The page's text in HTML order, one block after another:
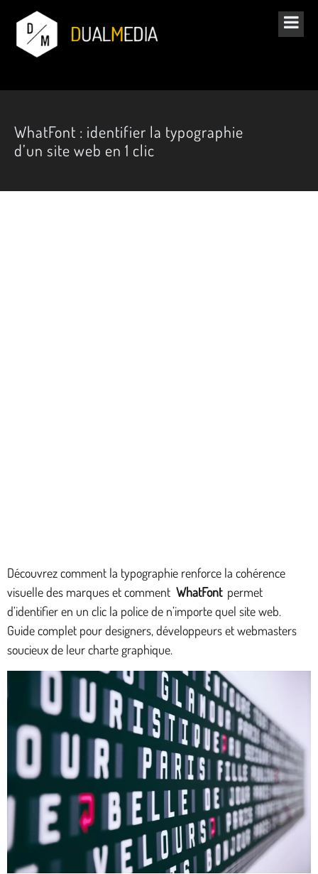
WhatFont : identifier la typographie
d’un site web en 1 clic
Découvrez comment la typographie renforce la cohérence
visuelle des marques et comment WhatFont permet
d’identifier en un clic la police de n’importe quel site web.
Guide complet pour designers, développeurs et webmasters
soucieux de leur charte graphique.